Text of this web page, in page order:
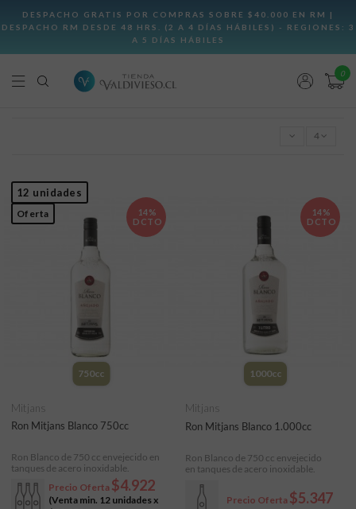
0
4
12 unidades
Oferta
14%
DCTO
750cc
Ron Mitjans Blanco 750cc
(Venta min. 12 unidades x
Precio Oferta $4.922
Mitjans
Ron Blanco de 750 cc envejecido en
tanques de acero inoxidable.
14%
DCTO
1000cc
Ron Mitjans Blanco 1.000cc
Precio Oferta $5.347
Mitjans
Ron Blanco de 750 cc envejecido
en tanques de acero inoxidable.